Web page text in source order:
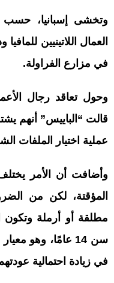
وتخشى إسبانيا،
العمال اللاتينيين
في مزارع الفراولة.
وحول تعاقد رجال
قالت “الباييس” أنهم
عملية اختيار الملفات
وأضافت أن الأمر يختلف
المؤقتة، لكن من
مطلقة أو أرملة وتكون
سن 14 عامًا، وهو
في زيادة احتمالية